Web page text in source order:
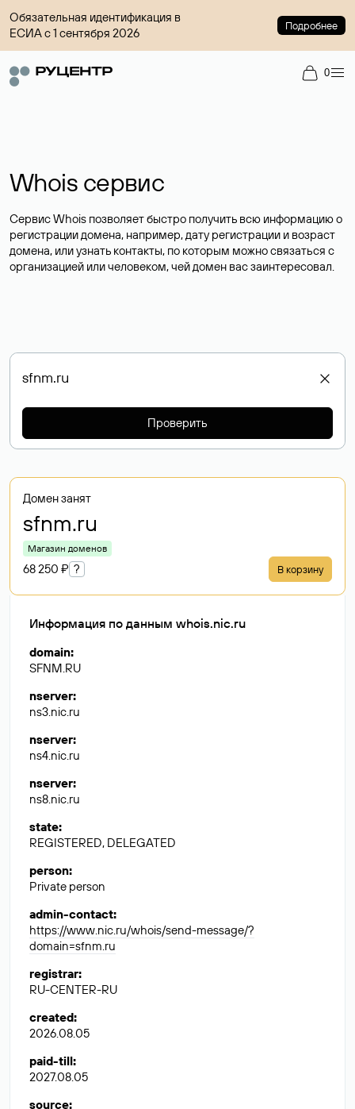
Обязательная идентификация в
ЕСИА с 1 сентября 2026
Подробнее
0
Whois сервис
Сервис Whois позволяет быстро получить всю информацию о
регистрации домена, например, дату регистрации и возраст
домена, или узнать контакты, по которым можно связаться с
организацией или человеком, чей домен вас заинтересовал.
Проверить
Домен занят
sfnm.ru
Магазин доменов
68 250 ₽ ? В корзину
Информация по данным whois.nic.ru
domain:
SFNM.RU
nserver:
ns3.nic.ru
nserver:
ns4.nic.ru
nserver:
ns8.nic.ru
state:
REGISTERED, DELEGATED
person:
Private person
admin-contact:
https://www.nic.ru/whois/send-message/?
domain=sfnm.ru
registrar:
RU-CENTER-RU
created:
2026.08.05
paid-till:
2027.08.05
source: